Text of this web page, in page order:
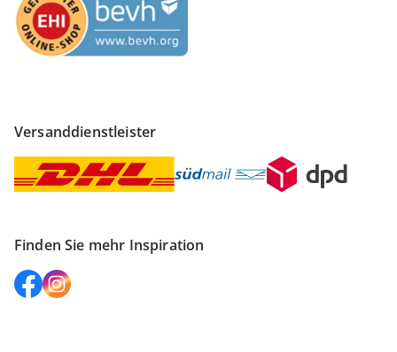
Versanddienstleister
Finden Sie mehr Inspiration